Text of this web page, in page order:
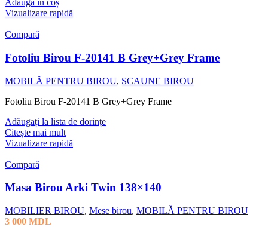
Adaugă în coș
Vizualizare rapidă
Compară
Fotoliu Birou F-20141 B Grey+Grey Frame
MOBILĂ PENTRU BIROU, SCAUNE BIROU
Fotoliu Birou F-20141 B Grey+Grey Frame
Adăugați la lista de dorințe
Citește mai mult
Vizualizare rapidă
Compară
Masa Birou Arki Twin 138×140
MOBILIER BIROU, Mese birou, MOBILĂ PENTRU BIROU
3 000 MDL